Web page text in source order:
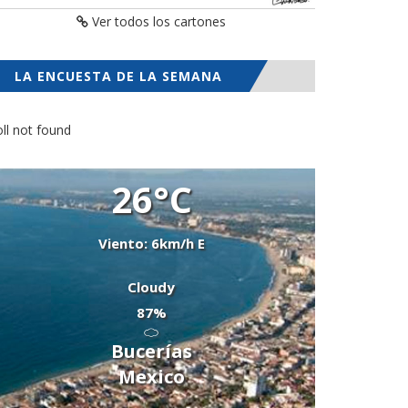
Ver todos los cartones
LA ENCUESTA DE LA SEMANA
not found
26°C
Viento: 6km/h E
Cloudy
87%
Bucerías
Mexico